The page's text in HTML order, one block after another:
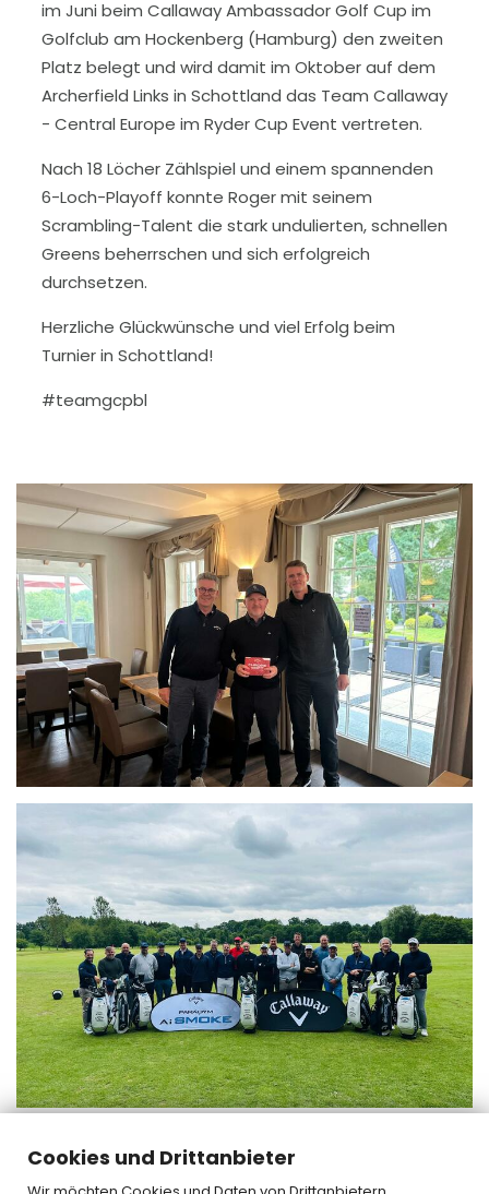
Cookies und Drittanbieter
im Juni beim Callaway Ambassador Golf Cup im
Golfclub am Hockenberg (Hamburg) den zweiten
Platz belegt und wird damit im Oktober auf dem
Archerfield Links in Schottland das Team Callaway
- Central Europe im Ryder Cup Event vertreten.
Nach 18 Löcher Zählspiel und einem spannenden
6-Loch-Playoff konnte Roger mit seinem
Scrambling-Talent die stark undulierten, schnellen
Greens beherrschen und sich erfolgreich
durchsetzen.
Herzliche Glückwünsche und viel Erfolg beim
Turnier in Schottland!
#teamgcpbl